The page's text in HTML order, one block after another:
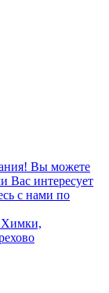
Вы можете
Вас интересует
с нами по
Химки,